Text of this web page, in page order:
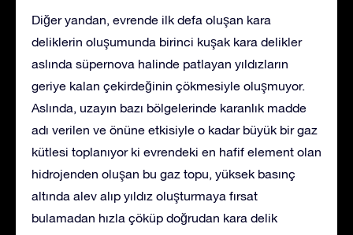
Diğer yandan, evrende ilk defa oluşan kara
deliklerin oluşumunda birinci kuşak kara delikler
aslında süpernova halinde patlayan yıldızların
geriye kalan çekirdeğinin çökmesiyle oluşmuyor.
Aslında, uzayın bazı bölgelerinde karanlık madde
adı verilen ve önüne etkisiyle o kadar büyük bir gaz
kütlesi toplanıyor ki evrendeki en hafif element olan
hidrojenden oluşan bu gaz topu, yüksek basınç
altında alev alıp yıldız oluşturmaya fırsat
bulamadan hızla çöküp doğrudan kara delik